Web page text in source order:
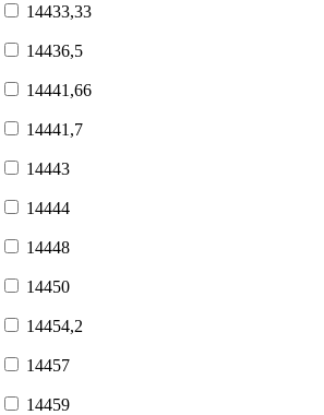
14433,33
14436,5
14441,66
14441,7
14443
14444
14448
14450
14454,2
14457
14459